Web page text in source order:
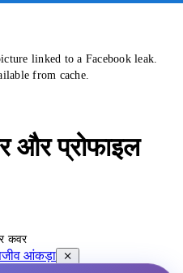
linked to a Facebook leak.
from cache.
और प्रोफाइल
कवर
आंकड़ा